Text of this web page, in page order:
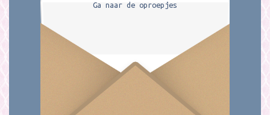
Ga naar de oproepjes